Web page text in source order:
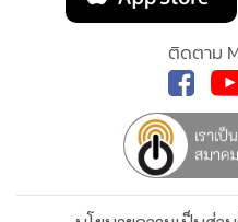
ติดตาม